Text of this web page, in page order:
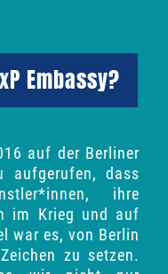
Embassy?
auf der Berliner
aufgerufen, dass
ihre
im Krieg und auf
war es, von Berlin
zu setzen.